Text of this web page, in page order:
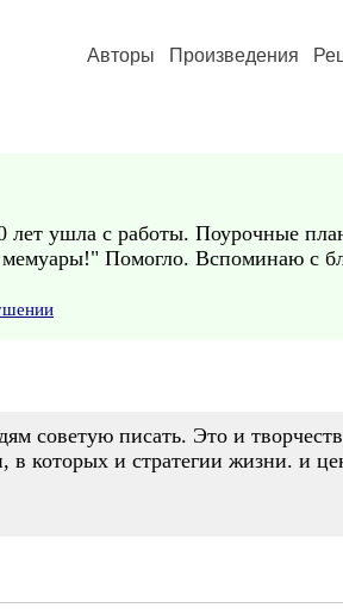
Авторы Произведения
ушла с работы. Поурочные
Помогло. Вспоминаю с
советую писать. Это и
которых и стратегии жизни. и